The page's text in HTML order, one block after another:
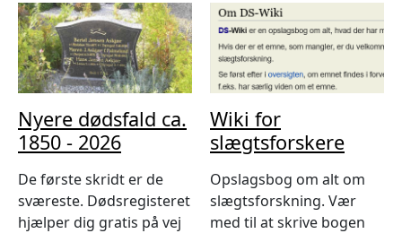
Nyere dødsfald ca.
1850 - 2026
De første skridt er de
sværeste. Dødsregisteret
hjælper dig gratis på vej
Wiki for
slægtsforskere
Opslagsbog om alt om
slægtsforskning. Vær
med til at skrive bogen